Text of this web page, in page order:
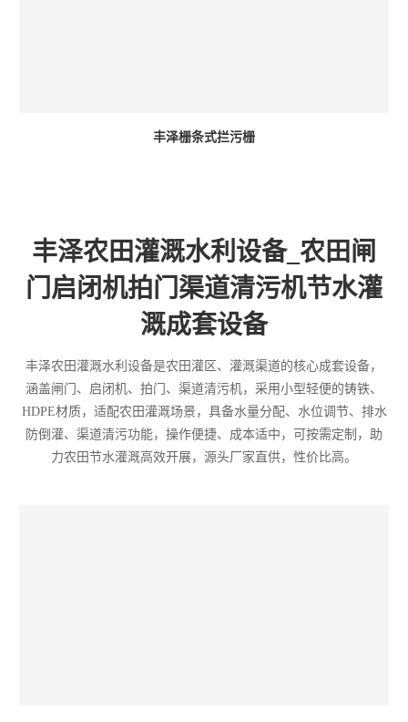
丰泽栅条式拦污栅
丰泽农田灌溉水利设备_农田闸
门启闭机拍门渠道清污机节水灌
溉成套设备
丰泽农田灌溉水利设备是农田灌区、灌溉渠道的核心成套设备，
涵盖闸门、启闭机、拍门、渠道清污机，采用小型轻便的铸铁、
HDPE材质，适配农田灌溉场景，具备水量分配、水位调节、排水
防倒灌、渠道清污功能，操作便捷、成本适中，可按需定制，助
力农田节水灌溉高效开展，源头厂家直供，性价比高。